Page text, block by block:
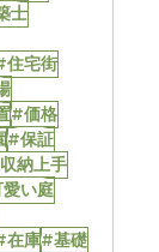
士
住宅街
#価格
#保証
納上手
い庭
在庫#基礎